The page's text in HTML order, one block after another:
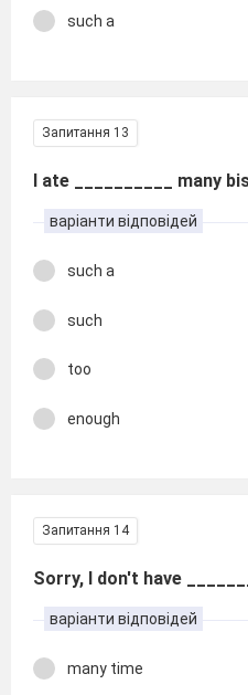
such a
Запитання 13
I ate __________ many
варіанти відповідей
such a
such
too
enough
Запитання 14
Sorry, I don't have
варіанти відповідей
many time